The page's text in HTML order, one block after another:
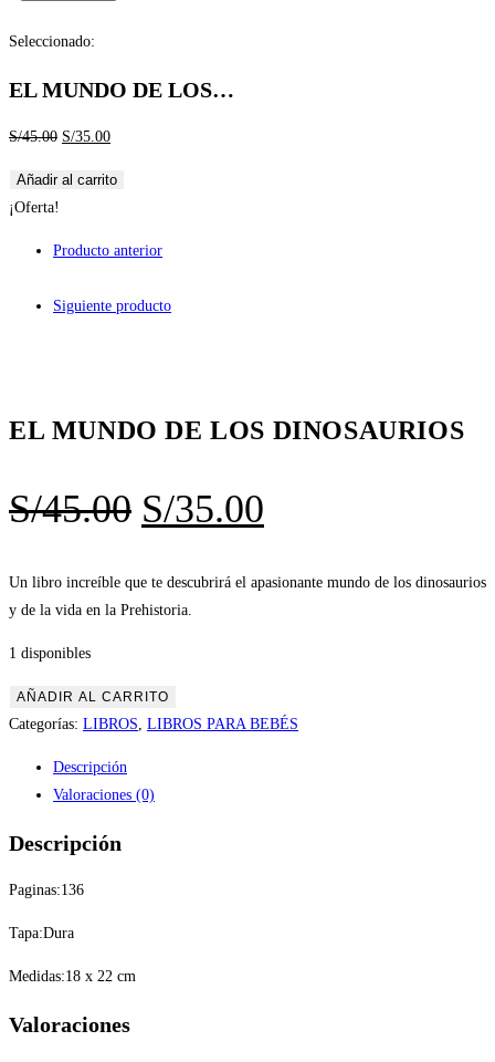
Seleccionado:
EL MUNDO DE LOS…
S/45.00 S/35.00
Añadir al carrito
¡Oferta!
Producto anterior
Siguiente producto
EL MUNDO DE LOS DINOSAURIOS
S/45.00 S/35.00
Un libro increíble que te descubrirá el apasionante mundo de los dinosaurios
y de la vida en la Prehistoria.
1 disponibles
AÑADIR AL CARRITO
Categorías: LIBROS, LIBROS PARA BEBÉS
Descripción
Valoraciones (0)
Descripción
Paginas:136
Tapa:Dura
Medidas:18 x 22 cm
Valoraciones